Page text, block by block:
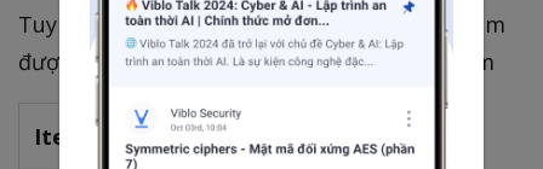
Tuy chỉ nói là sửa bug nhưng có rất nhiều item
được chi tiết hoá và sẽ estimate cho mỗi item
Item Time(H)